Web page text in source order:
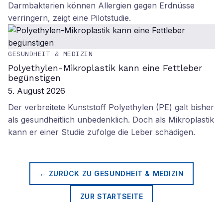
Darmbakterien können Allergien gegen Erdnüsse
verringern, zeigt eine Pilotstudie.
GESUNDHEIT & MEDIZIN
Polyethylen-Mikroplastik kann eine Fettleber
begünstigen
5. August 2026
Der verbreitete Kunststoff Polyethylen (PE) galt bisher
als gesundheitlich unbedenklich. Doch als Mikroplastik
kann er einer Studie zufolge die Leber schädigen.
← ZURÜCK ZU GESUNDHEIT & MEDIZIN
ZUR STARTSEITE